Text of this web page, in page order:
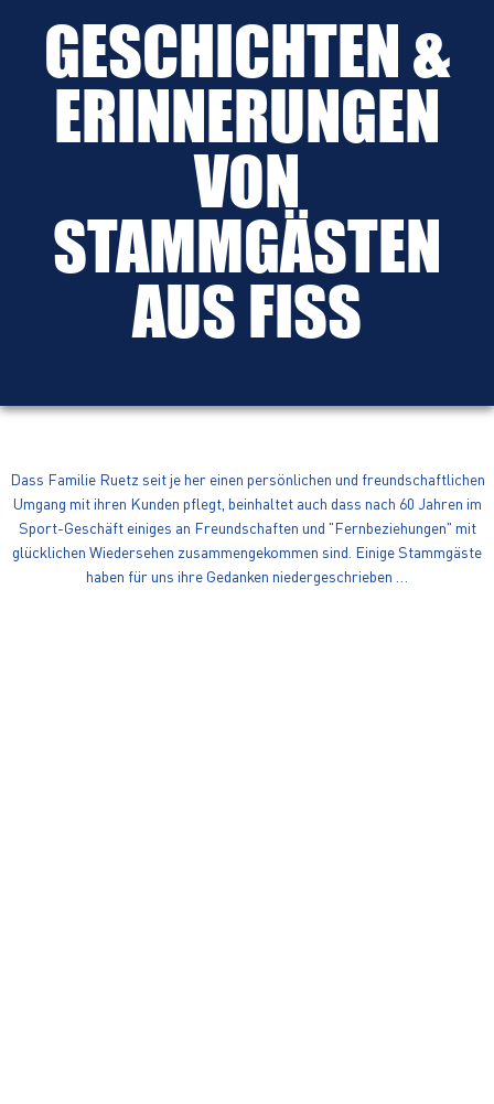
GESCHICHTEN &
ERINNERUNGEN
VON
STAMMGÄSTEN
AUS FISS
Dass Familie Ruetz seit je her einen persönlichen und freundschaftlichen
Umgang mit ihren Kunden pflegt, beinhaltet auch dass nach 60 Jahren im
Sport-Geschäft einiges an Freundschaften und "Fernbeziehungen" mit
glücklichen Wiedersehen zusammengekommen sind. Einige Stammgäste
haben für uns ihre Gedanken niedergeschrieben …